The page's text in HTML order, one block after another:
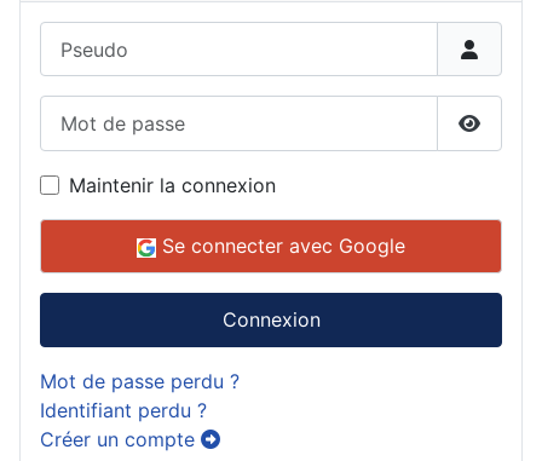
Maintenir la connexion
Se connecter avec Google
Connexion
Mot de passe perdu ?
Identifiant perdu ?
Créer un compte